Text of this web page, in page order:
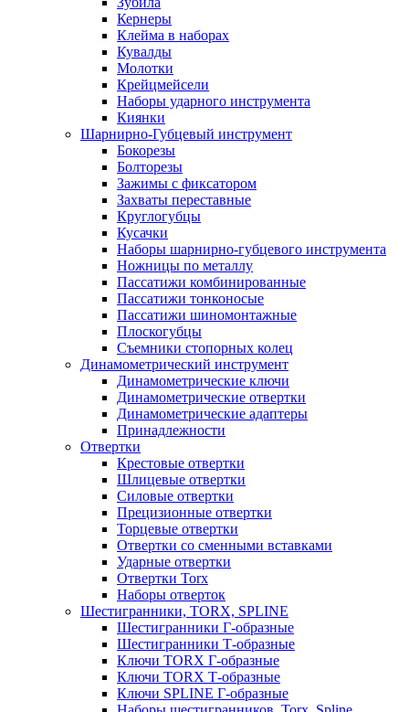
Кернеры
Клейма в наборах
Кувалды
Молотки
Крейцмейсели
Наборы ударного инструмента
Киянки
Шарнирно-Губцевый инструмент
Бокорезы
Болторезы
Зажимы с фиксатором
Захваты переставные
Круглогубцы
Кусачки
Наборы шарнирно-губцевого инструмента
Ножницы по металлу
Пассатижи комбинированные
Пассатижи тонконосые
Пассатижи шиномонтажные
Плоскогубцы
Съемники стопорных колец
Динамометрический инструмент
Динамометрические ключи
Динамометрические отвертки
Динамометрические адаптеры
Принадлежности
Отвертки
Крестовые отвертки
Шлицевые отвертки
Силовые отвертки
Прецизионные отвертки
Торцевые отвертки
Отвертки со сменными вставками
Ударные отвертки
Отвертки Torx
Наборы отверток
Шестигранники, TORX, SPLINE
Шестигранники Г-образные
Шестигранники Т-образные
Ключи TORX Г-образные
Ключи TORX Т-образные
Ключи SPLINE Г-образные